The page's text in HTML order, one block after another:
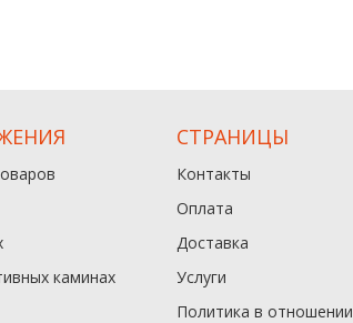
каминах
СТРАНИЦЫ
Контакты
Оплата
Доставка
Услуги
Политика в отношении